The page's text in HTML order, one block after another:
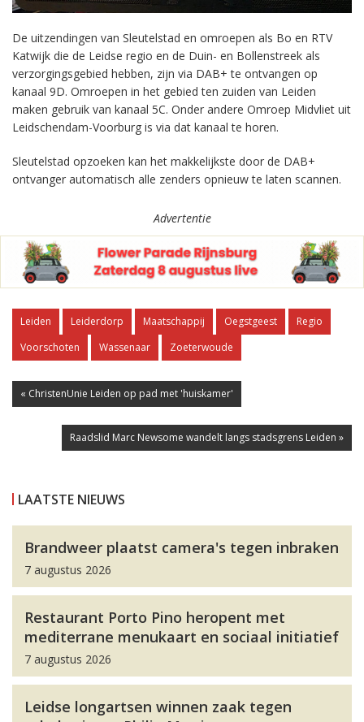
De uitzendingen van Sleutelstad en omroepen als Bo en RTV
Katwijk die de Leidse regio en de Duin- en Bollenstreek als
verzorgingsgebied hebben, zijn via DAB+ te ontvangen op
kanaal 9D. Omroepen in het gebied ten zuiden van Leiden
maken gebruik van kanaal 5C. Onder andere Omroep Midvliet uit
Leidschendam-Voorburg is via dat kanaal te horen.
Sleutelstad opzoeken kan het makkelijkste door de DAB+
ontvanger automatisch alle zenders opnieuw te laten scannen.
Advertentie
Leiden Leiderdorp Maatschappij Oegstgeest
Regio
Voorschoten
Wassenaar Zoeterwoude
« ChristenUnie Leiden op pad met 'huiskamer'
Raadslid Marc Newsome wandelt langs stadsgrens Leiden »
LAATSTE NIEUWS
Brandweer plaatst camera's tegen inbraken
7 augustus 2026
Restaurant Porto Pino heropent met
mediterrane menukaart en sociaal initiatief
7 augustus 2026
Leidse longartsen winnen zaak tegen